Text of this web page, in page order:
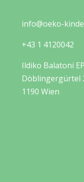
info@oeko-
+43 1 4120042
Ildiko Balatoni
Döblingergürtel
1190 Wien